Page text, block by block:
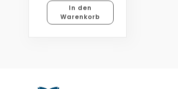
In den
Warenkorb